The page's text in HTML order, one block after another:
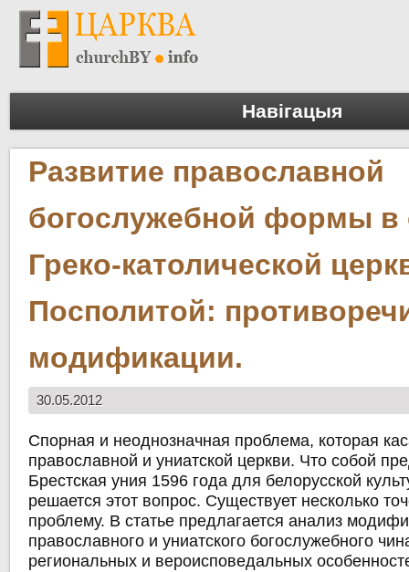
Навігацыя
Развитие православной
богослужебной формы в
Греко-католической
Посполитой:
модификации.
30.05.2012
Спорная и неоднозначная проблема, которая
православной и униатской церкви. Что собой
Брестская уния 1596 года для белорусской
решается этот вопрос. Существует несколько
проблему. В статье предлагается анализ
православного и униатского богослужебного
региональных и вероисповедальных